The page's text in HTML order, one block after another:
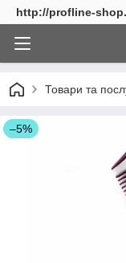
http://profline-
Товари та
–5%